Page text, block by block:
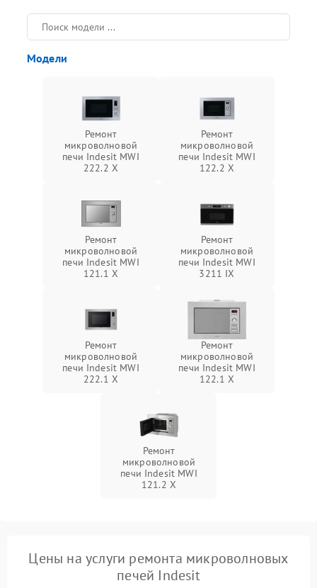
Модели
Ремонт
микроволновой
печи Indesit MWI
222.2 X
Ремонт
микроволновой
печи Indesit MWI
122.2 X
Ремонт
микроволновой
печи Indesit MWI
121.1 X
Ремонт
микроволновой
печи Indesit MWI
3211 IX
Ремонт
микроволновой
печи Indesit MWI
222.1 X
Ремонт
микроволновой
печи Indesit MWI
122.1 X
Ремонт
микроволновой
печи Indesit MWI
121.2 X
Цены на услуги ремонта микроволновых
печей Indesit